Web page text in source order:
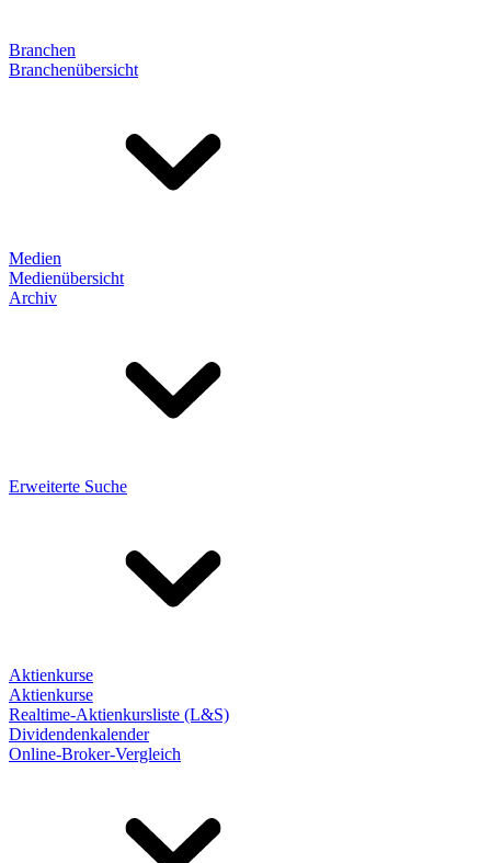
Branchen
Branchenübersicht
Medien
Medienübersicht
Archiv
Erweiterte Suche
Aktienkurse
Aktienkurse
Realtime-Aktienkursliste (L&S)
Dividendenkalender
Online-Broker-Vergleich